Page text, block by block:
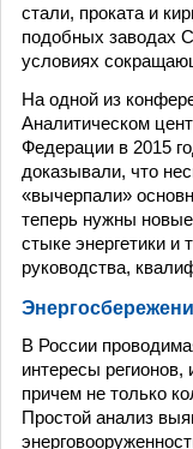
стали, проката и
подобных заводах
условиях
На одной из
Аналитическом
Федерации в 2015
доказывали, что
«вычерпали»
теперь нужны
стыке энергетики и
руководства,
В России
интересы
причем не только
Простой анализ